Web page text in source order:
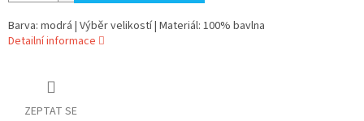
Barva: modrá | Výběr velikostí | Materiál: 100% bavlna
Detailní informace
ZEPTAT SE